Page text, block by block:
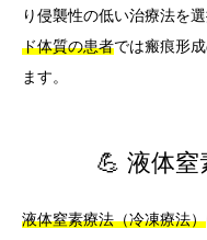
り侵襲性の低い治療法を
ド体質の患者では瘢痕形
ます。
💪 液体
液体窒素療法（冷凍療法）